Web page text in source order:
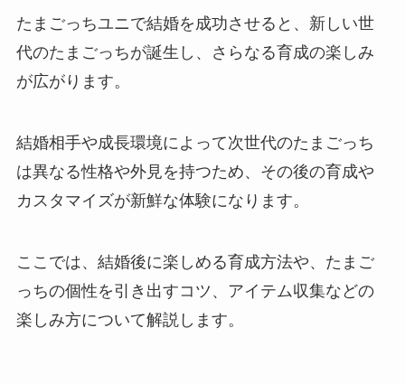
たまごっちユニで結婚を成功させると、新しい世
代のたまごっちが誕生し、さらなる育成の楽しみ
が広がります。
結婚相手や成長環境によって次世代のたまごっち
は異なる性格や外見を持つため、その後の育成や
カスタマイズが新鮮な体験になります。
ここでは、結婚後に楽しめる育成方法や、たまご
っちの個性を引き出すコツ、アイテム収集などの
楽しみ方について解説します。